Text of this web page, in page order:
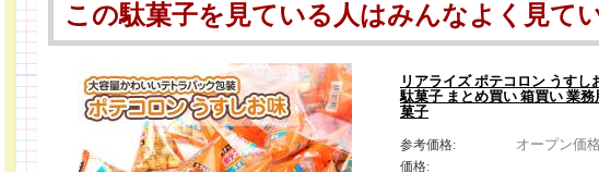
この駄菓子を見ている人はみんなよく見て
リアライズ ポテコロン うすし
駄菓子 まとめ買い 箱買い 業
菓子
参考価格: オープン価格
価格: